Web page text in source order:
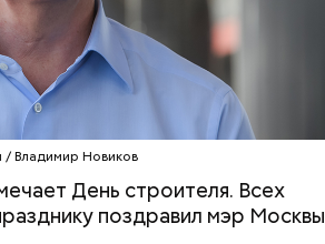
Владимир Новиков
День строителя. Всех
поздравил мэр Москвы